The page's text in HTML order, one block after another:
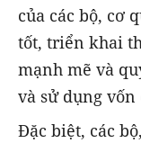
của các bộ, cơ
tốt, triển khai
mạnh mẽ và
và sử dụng vốn
Đặc biệt, các